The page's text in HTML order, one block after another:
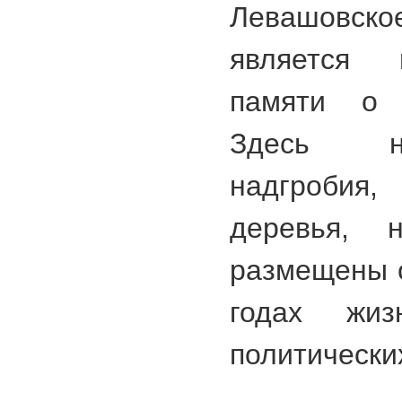
является
памяти о
Здесь
деревья,
размещены
годах